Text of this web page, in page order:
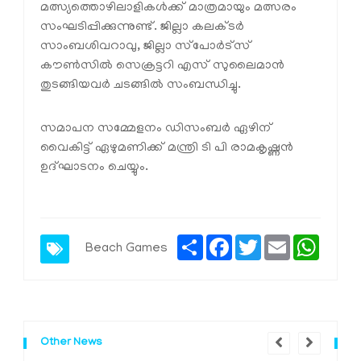
മത്സ്യത്തൊഴിലാളികള്‍ക്ക് മാത്രമായും മത്സരം
സംഘടിപ്പിക്കുന്നുണ്ട്. ജില്ലാ കലക്ടര്‍
സാംബശിവറാവു, ജില്ലാ സ്‌പോര്‍ട്‌സ്
കൗണ്‍സില്‍ സെക്രട്ടറി എസ് സുലൈമാന്‍
തുടങ്ങിയവര്‍ ചടങ്ങില്‍ സംബന്ധിച്ചു.
സമാപന സമ്മേളനം ഡിസംബര്‍ ഏഴിന്
വൈകിട്ട് ഏഴുമണിക്ക് മന്ത്രി ടി പി രാമകൃഷ്ണന്‍
ഉദ്ഘാടനം ചെയ്യും.
Beach Games
ShareFacebook
TwitterEmail
Other News